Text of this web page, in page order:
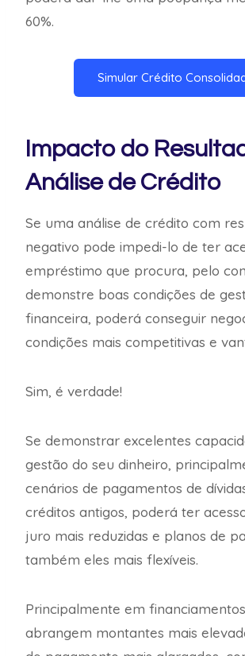
60%.
Simular Crédito
Impacto do
Análise de Crédito
Se uma análise de crédito com
negativo pode impedi-lo de ter
empréstimo que procura, pelo
demonstre boas condições de
financeira, poderá conseguir
condições mais competitivas e
Sim, é verdade!
Se demonstrar excelentes
gestão do seu dinheiro,
cenários de pagamentos de
créditos antigos, poderá ter
juro mais reduzidas e planos de
também eles mais flexíveis.
Principalmente em
abrangem montantes mais